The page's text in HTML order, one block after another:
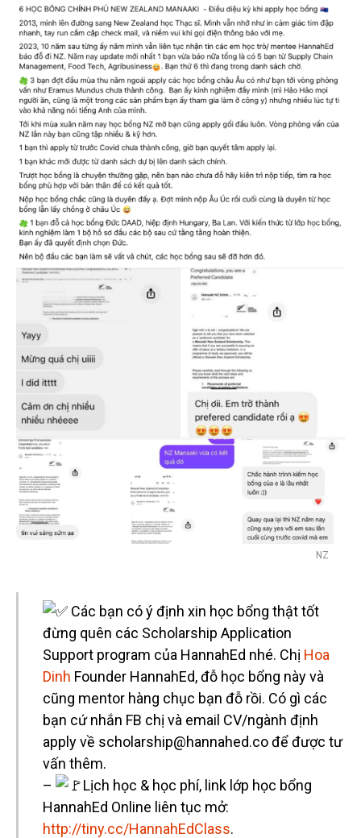
NZ
Các bạn có ý định xin học bổng thật tốt
đừng quên các Scholarship Application
Support program của HannahEd nhé. Chị Hoa
Dinh Founder HannahEd, đỗ học bổng này và
cũng mentor hàng chục bạn đỗ rồi. Có gì các
bạn cứ nhắn FB chị và email CV/ngành định
apply về scholarship@hannahed.co để được tư
vấn thêm.
–
Lịch học & học phí, link lớp học bổng
HannahEd Online liên tục mở:
http://tiny.cc/HannahEdClass.